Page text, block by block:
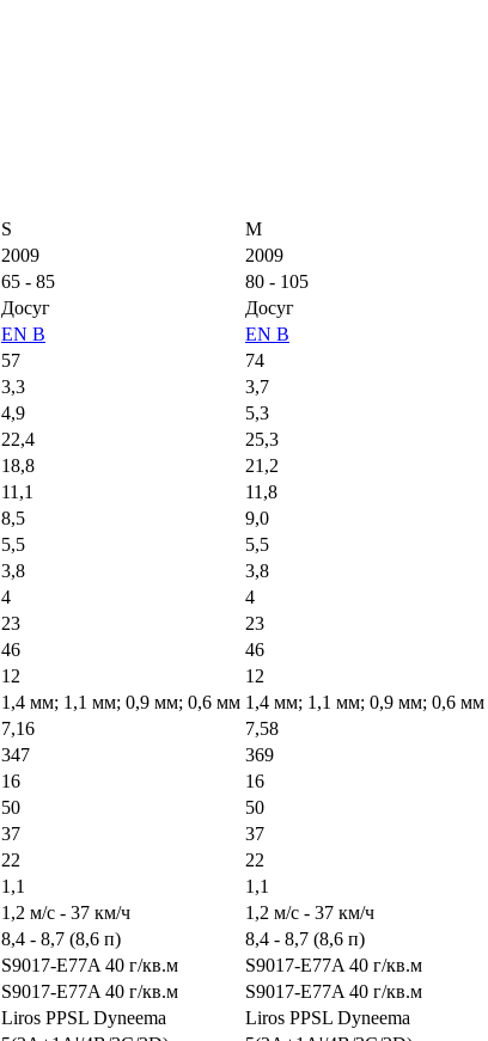
S M
2009 2009
65 - 85 80 - 105
Досуг Досуг
EN B EN B
57 74
3,3 3,7
4,9 5,3
22,4 25,3
18,8 21,2
11,1 11,8
8,5 9,0
5,5 5,5
3,8 3,8
4 4
23 23
46 46
12 12
1,4 мм; 1,1 мм; 0,9 мм; 0,6 мм 1,4 мм; 1,1 мм; 0,9 мм; 0,6 мм
7,16 7,58
347 369
16 16
50 50
37 37
22 22
1,1 1,1
1,2 м/с - 37 км/ч 1,2 м/с - 37 км/ч
8,4 - 8,7 (8,6 п) 8,4 - 8,7 (8,6 п)
S9017-E77A 40 г/кв.м S9017-E77A 40 г/кв.м
S9017-E77A 40 г/кв.м S9017-E77A 40 г/кв.м
Liros PPSL Dyneema Liros PPSL Dyneema